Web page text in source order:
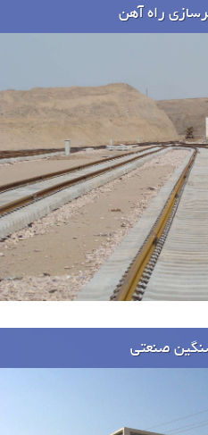
راه آهن
پروژه ها
صنعتی